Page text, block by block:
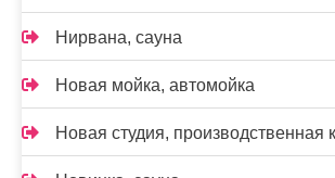
Нирвана, сауна
Новая мойка, автомойка
Новая студия, производственная